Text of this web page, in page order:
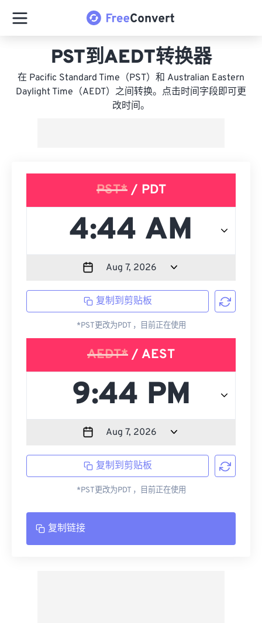
PST到AEDT转换器
在 Pacific Standard Time（PST）和 Australian Eastern
Daylight Time（AEDT）之间转换。点击时间字段即可更
改时间。
PST*/ PDT
复制到剪贴板
*PST更改为PDT ，目前正在使用
AEDT* / AEST
复制到剪贴板
*PST更改为PDT ，目前正在使用
复制链接